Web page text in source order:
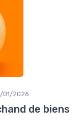
01/2026
de biens